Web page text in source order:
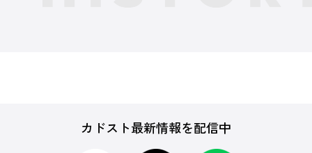
カドスト最新情報を配信中